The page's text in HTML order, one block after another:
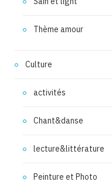
Thème amour
Culture
activités
Chant&danse
lecture&littérature
Peinture et Photo